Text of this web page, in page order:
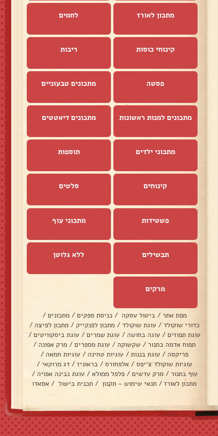
מתכון לאורז לחמים
קינוחי כוסות ריבות
פסטה מתכונים טבעוניים
מתכונים למנות ראשונות מתכונים דיאטטים
מתכוני ילדים תוספות
קינוחים סלטים
פשטידות מתכוני עוף
תבשילים ללא גלוטן
מרקים
מפת אתר / ביטול עסקה / כניסת ספקים / מתכונים /
כדורי שוקולד / עוגת שוקולד / מתכון לפנקייק / מתכון לפיצה /
עוגת תפוזים / עוגה בחושה / עוגת שמרים / עוגת ביסקוויטים /
תפוח אדמה בתנור / שקשוקה / עוגת מספרים / מרק אפונה /
פריקסה / עוגת בננות / עוגיות טחינה / עוגיות חמאה /
עוגיות שוקולד צ׳יפס / אלפחורס / בראוניז / דג מרוקאי /
עוף בתנור / מרק עדשים / פלפל ממולא / עוגת גבינה אפויה /
מתכון לאורז / תנאי שימוש - תקנון / תכנית בישול / אסאדו